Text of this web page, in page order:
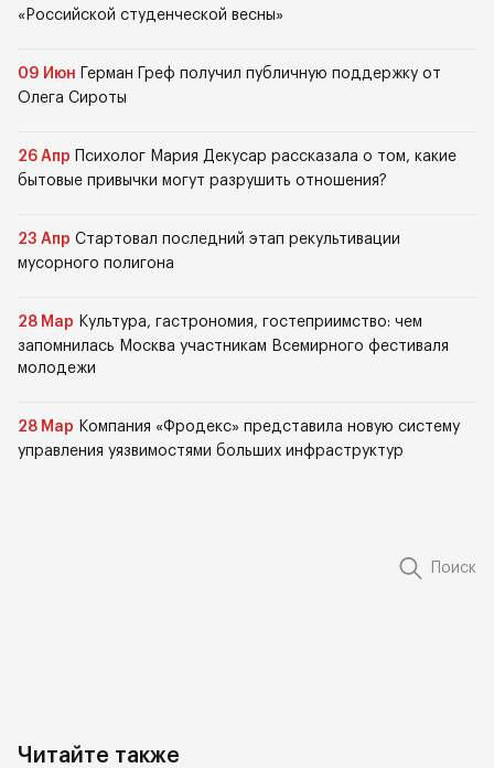
«Российской студенческой весны»
09 Июн
Герман Греф получил публичную поддержку от
Олега Сироты
26 Апр
Психолог Мария Декусар рассказала о том, какие
бытовые привычки могут разрушить отношения?
23 Апр Стартовал последний этап рекультивации
мусорного полигона
28 Мар Культура, гастрономия, гостеприимство: чем
запомнилась Москва участникам Всемирного фестиваля
молодежи
28 Мар Компания «Фродекс» представила новую систему
управления уязвимостями больших инфраструктур
Поиск
Читайте также